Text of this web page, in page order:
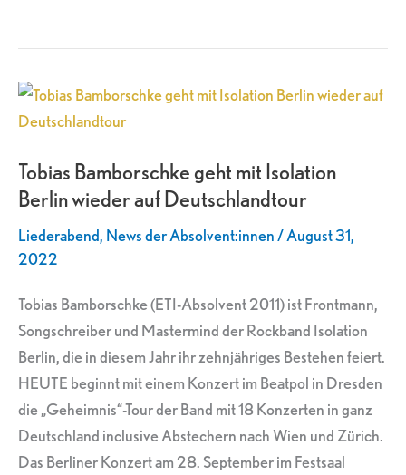
Tobias Bamborschke geht mit Isolation
Berlin wieder auf Deutschlandtour
Liederabend, News der Absolvent:innen/August 31,
2022
Tobias Bamborschke (ETI-Absolvent 2011) ist Frontmann,
Songschreiber und Mastermind der Rockband Isolation
Berlin, die in diesem Jahr ihr zehnjähriges Bestehen feiert.
HEUTE beginnt mit einem Konzert im Beatpol in Dresden
die „Geheimnis“-Tour der Band mit 18 Konzerten in ganz
Deutschland inclusive Abstechern nach Wien und Zürich.
Das Berliner Konzert am 28. September im Festsaal
Tobias
Bamborschke
mit
Isolation
Berlin
wieder
Deutschlandtour